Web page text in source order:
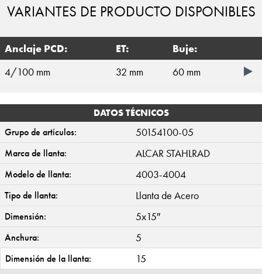
VARIANTES DE PRODUCTO DISPONIBLES
Anclaje PCD: ET:
Buje:
4/100 mm
32 mm 60 mm
DATOS TÉCNICOS
Grupo de artículos:
50154100-05
Marca de llanta: ALCAR STAHLRAD
Modelo de llanta: 4003-4004
Tipo de llanta: Llanta de Acero
Dimensión: 5x15″
Anchura: 5
Dimensión de la llanta: 15